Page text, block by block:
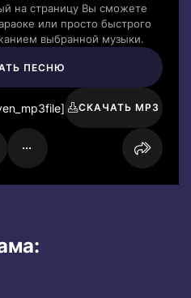
на страницу Вы сможете
или просто быстрого
выбранной музыки.
ПЕСНЮ
СКАЧАТЬ MP3